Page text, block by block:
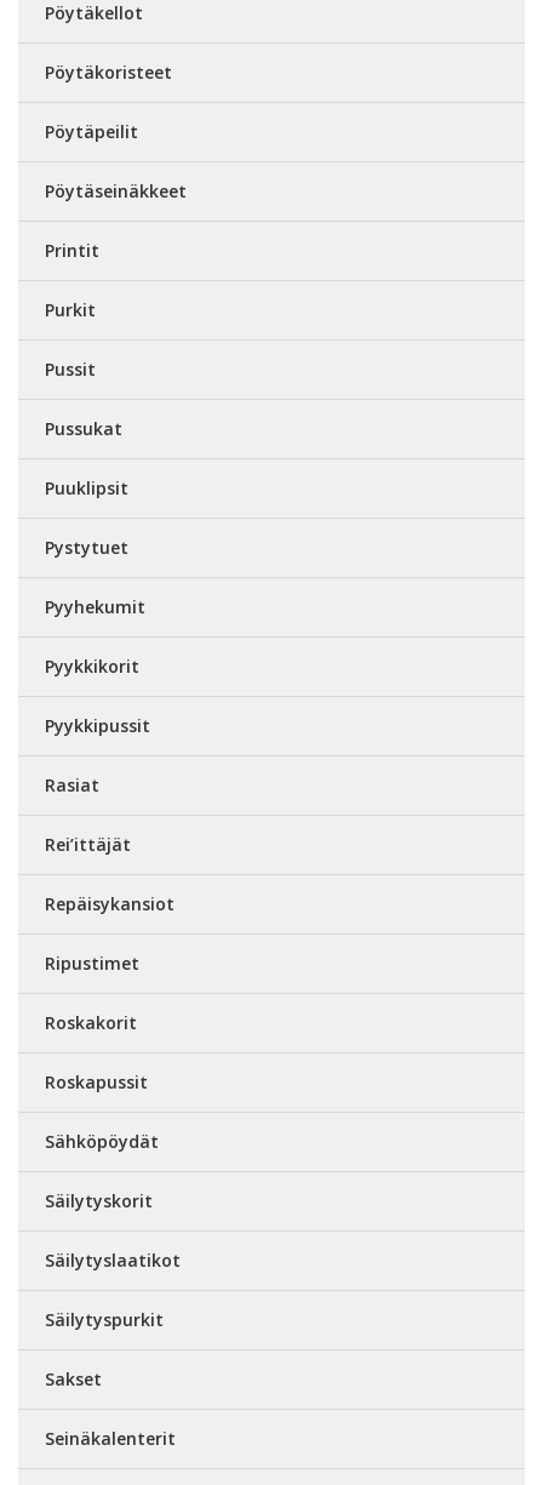
Pöytäkellot
Pöytäkoristeet
Pöytäpeilit
Pöytäseinäkkeet
Printit
Purkit
Pussit
Pussukat
Puuklipsit
Pystytuet
Pyyhekumit
Pyykkikorit
Pyykkipussit
Rasiat
Rei’ittäjät
Repäisykansiot
Ripustimet
Roskakorit
Roskapussit
Sähköpöydät
Säilytyskorit
Säilytyslaatikot
Säilytyspurkit
Sakset
Seinäkalenterit